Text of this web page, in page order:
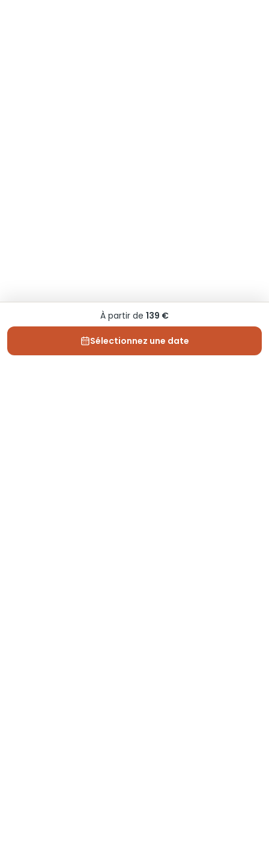
À partir de 139 €
Sélectionnez une date